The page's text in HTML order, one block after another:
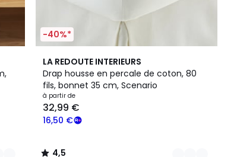
-40%*
LA REDOUTE INTERIEURS
Drap housse en percale de coton, 80
fils, bonnet 35 cm, Scenario
à partir de
16,50 €
32,99 €
4,5
/ 5
18
Couleurs
4,5